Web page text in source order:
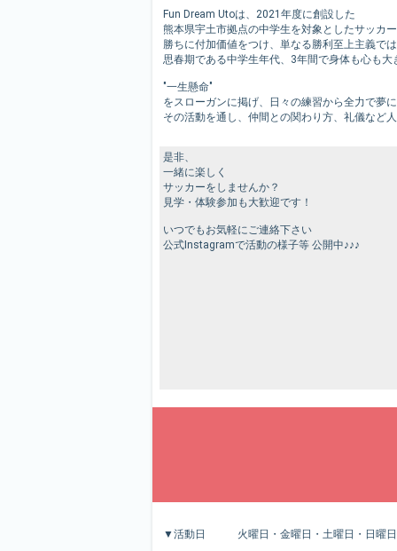
Fun Dream Utoは、2021年度に創設した
熊本県宇土市拠点の中学生を対象としたサッカ
勝ちに付加価値をつけ、単なる勝利至上主義で
思春期である中学生年代、3年間で身体も心も大
"一生懸命"
をスローガンに掲げ、日々の練習から全力で夢
その活動を通し、仲間との関わり方、礼儀など
是非、
一緒に楽しく
サッカーをしませんか？
見学・体験参加も大歓迎です！
いつでもお気軽にご連絡下さい
公式Instagramで活動の様子等 公開中♪♪♪
▼活動日 火曜日・金曜日・土曜日・日曜日